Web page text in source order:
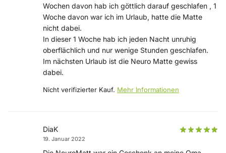
Wochen davon hab ich göttlich darauf geschlafen , 1
Woche davon war ich im Urlaub, hatte die Matte
nicht dabei.
In dieser 1 Woche hab ich jeden Nacht unruhig
oberflächlich und nur wenige Stunden geschlafen.
Im nächsten Urlaub ist die Neuro Matte gewiss
dabei.
Nicht verifizierter Kauf. Mehr Informationen
DiaK
19. Januar 2022